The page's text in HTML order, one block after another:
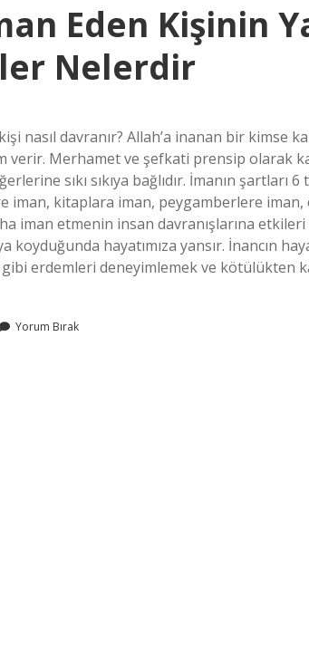
Eden Kişinin
Nelerdir
nasıl davranır? Allah’a inanan bir kimse
verir. Merhamet ve şefkati prensip olarak
sıkı sıkıya bağlıdır. İmanın şartları
iman, kitaplara iman, peygamberlere
iman etmenin insan davranışlarına
koyduğunda hayatımıza yansır. İnancın
erdemleri deneyimlemek ve kötülükten
Yorum Bırak